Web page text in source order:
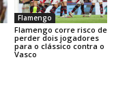
Flamengo
Flamengo corre risco de
perder dois jogadores
para o clássico contra o
Vasco